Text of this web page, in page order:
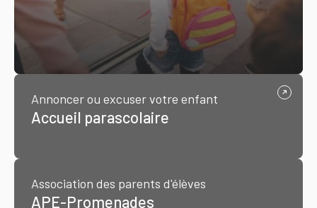
Annoncer ou excuser votre enfant
Accueil parascolaire
Association des parents d'élèves
APE-Promenades